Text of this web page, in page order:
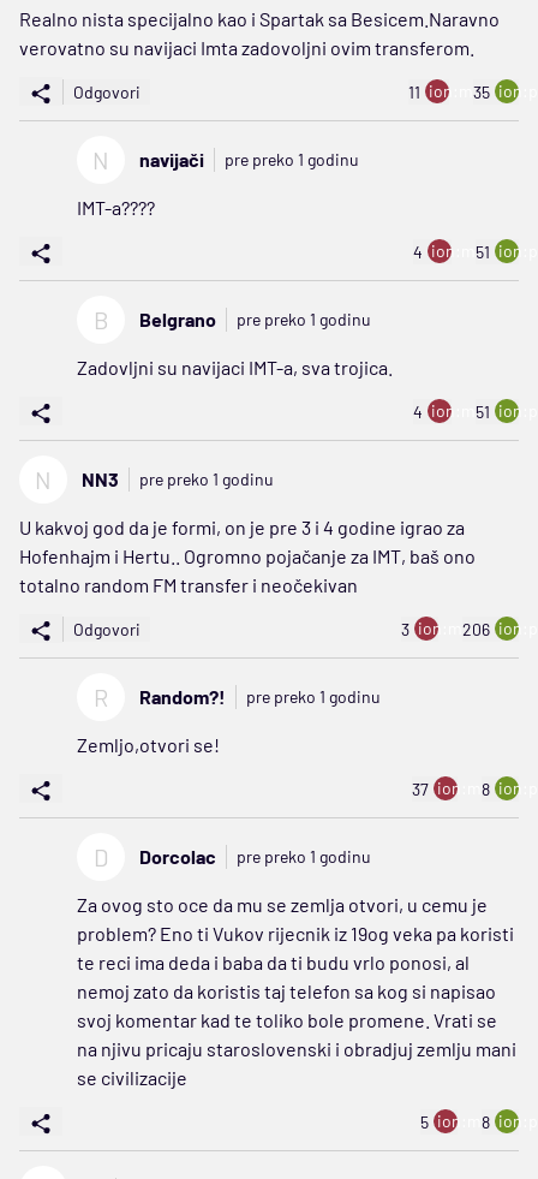
Realno nista specijalno kao i Spartak sa Besicem.Naravno
verovatno su navijaci Imta zadovoljni ovim transferom.
Odgovori 11 ion:minus
35
N navijači pre preko 1 godinu
IMT-a????
4 ion:minus
51
B Belgrano pre preko 1 godinu
Zadovljni su navijaci IMT-a, sva trojica.
4 ion:minus
51
N NN3 pre preko 1 godinu
U kakvoj god da je formi, on je pre 3 i 4 godine igrao za
Hofenhajm i Hertu.. Ogromno pojačanje za IMT, baš ono
totalno random FM transfer i neočekivan
Odgovori 3 ion:minus
206
R Random?! pre preko 1 godinu
Zemljo,otvori se!
37 ion:minus
8
D Dorcolac pre preko 1 godinu
Za ovog sto oce da mu se zemlja otvori, u cemu je
problem? Eno ti Vukov rijecnik iz 19og veka pa koristi
te reci ima deda i baba da ti budu vrlo ponosi, al
nemoj zato da koristis taj telefon sa kog si napisao
svoj komentar kad te toliko bole promene. Vrati se
na njivu pricaju staroslovenski i obradjuj zemlju mani
se civilizacije
5 ion:minus
8